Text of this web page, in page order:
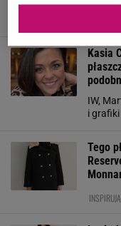
IW,
i
Kasia
IW,
i
Tego